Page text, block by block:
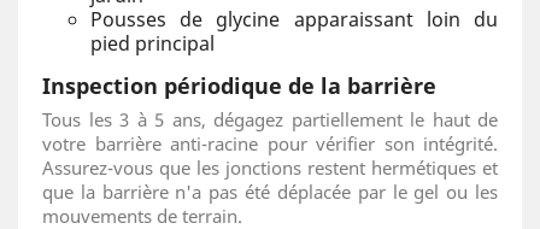
Pousses de glycine apparaissant loin du
pied principal
Inspection périodique de la barrière
Tous les 3 à 5 ans, dégagez partiellement le haut de
votre barrière anti-racine pour vérifier son intégrité.
Assurez-vous que les jonctions restent hermétiques et
que la barrière n'a pas été déplacée par le gel ou les
mouvements de terrain.